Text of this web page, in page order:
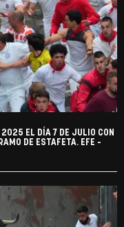
2025 EL DÍA 7 DE JULIO CON
DE ESTAFETA. EFE -